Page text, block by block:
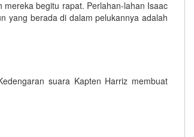
begitu rapat. Perlahan-lahan Isaac
yang berada di dalam pelukannya adalah
suara Kapten Harriz membuat